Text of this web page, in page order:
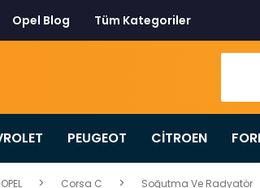
Opel Blog Tüm Kategoriler
PEUGEOT CİTROEN
OPEL Corsa C Soğutma Ve Radyatör